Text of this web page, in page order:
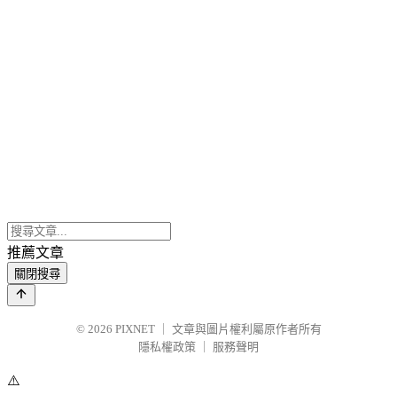
推薦文章
關閉搜尋
© 2026 PIXNET
文章與圖片權利屬原作者所有
隱私權政策
服務聲明
⚠️